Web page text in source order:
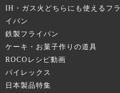
IH・ガス火どちらにも使えるフラ
イパン
鉄製フライパン
ケーキ・お菓子作りの道具
ROCOレシピ動画
パイレックス
日本製品特集